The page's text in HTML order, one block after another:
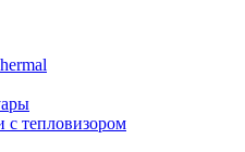
с тепловизором